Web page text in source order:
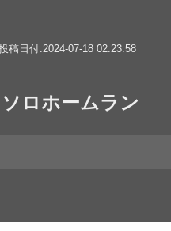
稿日付:2024-07-18 02:23:58
ロホームラン